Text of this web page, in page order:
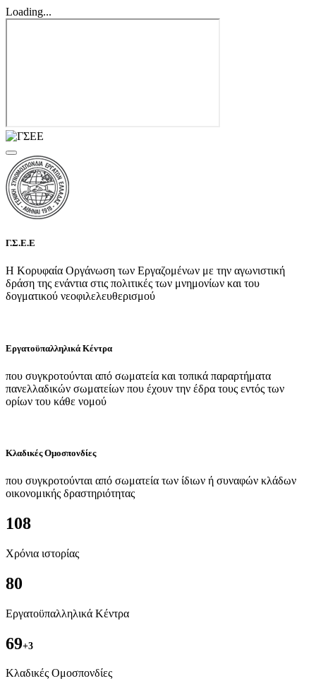
Loading...
Γ.Σ.Ε.Ε
Η Κορυφαία Οργάνωση των Εργαζομένων με την αγωνιστική
δράση της ενάντια στις πολιτικές των μνημονίων και του
δογματικού νεοφιλελευθερισμού
Εργατοϋπαλληλικά Κέντρα
που συγκροτούνται από σωματεία και τοπικά παραρτήματα
πανελλαδικών σωματείων που έχουν την έδρα τους εντός των
ορίων του κάθε νομού
Κλαδικές Ομοσπονδίες
που συγκροτούνται από σωματεία των ίδιων ή συναφών κλάδων
οικονομικής δραστηριότητας
108
Χρόνια ιστορίας
80
Εργατοϋπαλληλικά Κέντρα
69+3
Kλαδικές Ομοσπονδίες